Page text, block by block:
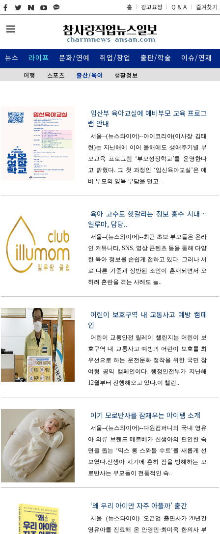
홈 광고요청 Q & A 즐겨찾기
뉴스 라이프
여행 스포츠 출산/육아 생활정보
문화/연예 취업/창업 출판/학술 이슈/연재
임산부 육아교실에 예비부모 교육 프로그
램 안내
서울--(뉴스와이어)--아이코리아(이사장 김태
련)는 지난해에 이어 올해에도 생애주기별 부
모교육 프로그램 ‘부모성장학교’를 운영한다
고 밝혔다. 그 첫 과정인 ‘임신육아교실’은 예
비 부모의 양육 부담을 덜고 ..
육아 고수도 헷갈리는 정보 홍수 시대…
일루마, 담당..
서울--(뉴스와이어)--최근 초보 부모들은 온라
인 커뮤니티, SNS, 영상 콘텐츠 등을 통해 다양
한 육아 정보를 손쉽게 접하고 있다. 그러나 서
로 다른 기준과 상반된 조언이 혼재되면서 오
히려 혼란을 겪는 사례도 늘..
어린이 보호구역 내 교통사고 예방 캠페
인
어린이 교통안전 릴레이 챌린지는 어린이 보
호구역 내 교통사고 예방과 어린이 보호를 최
우선으로 하는 운전문화 정착을 위한 국민 참
여형 공익 캠페인이다. 행정안전부가 지난해
12월부터 진행해오고 있다.이 챌린..
이기 모로반사를 잠재우는 아이템 소개
서울--(뉴스와이어)--다원컴퍼니의 국내 영유
아 의류 브랜드 메르베가 신생아의 편안한 숙
면을 돕는 ‘믹스 롱 스와들 수트’를 새롭게 선
보였다.신생아 시기에 흔히 잠을 방해하는 모
로반사는 부모들이 전통적인 속..
‘왜 우리 아이만 자주 아플까’ 출간
서울--(뉴스와이어)--오픈업 출판사가 20년간
영유아를 진료해 온 안영민·최미옥 한의사 부